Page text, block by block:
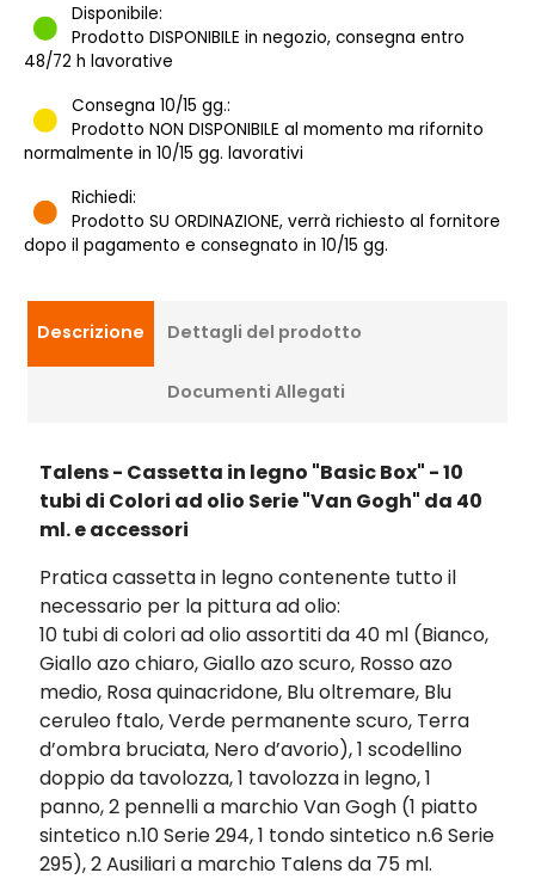
Disponibile:
Prodotto DISPONIBILE in negozio, consegna entro
48/72 h lavorative
Consegna 10/15 gg.:
Prodotto NON DISPONIBILE al momento ma rifornito
normalmente in 10/15 gg. lavorativi
Richiedi:
Prodotto SU ORDINAZIONE, verrà richiesto al fornitore
dopo il pagamento e consegnato in 10/15 gg.
Descrizione Dettagli del prodotto
Documenti Allegati
Talens - Cassetta in legno "Basic Box" - 10
tubi di Colori ad olio Serie "Van Gogh" da 40
ml. e accessori
Pratica cassetta in legno contenente tutto il
necessario per la pittura ad olio:
10 tubi di colori ad olio assortiti da 40 ml (Bianco,
Giallo azo chiaro, Giallo azo scuro, Rosso azo
medio, Rosa quinacridone, Blu oltremare, Blu
ceruleo ftalo, Verde permanente scuro, Terra
d’ombra bruciata, Nero d’avorio), 1 scodellino
doppio da tavolozza, 1 tavolozza in legno, 1
panno, 2 pennelli a marchio Van Gogh (1 piatto
sintetico n.10 Serie 294, 1 tondo sintetico n.6 Serie
295), 2 Ausiliari a marchio Talens da 75 ml.